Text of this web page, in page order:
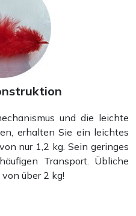
und die leichte
erhalten Sie ein leichtes
nur 1,2 kg. Sein geringes
Transport. Übliche
über 2 kg!